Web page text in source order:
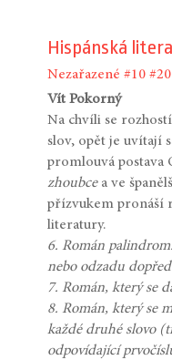
Hispánská
Nezařazené #10
Vít Pokorný
Na chvíli se
slov, opět je uvítají
promlouvá postava
zhoubcea ve
přízvukem pronáší
literatury.
6. Román
nebo odzadu
7. Román, který se
8. Román, který se
každé druhé slovo
odpovídající